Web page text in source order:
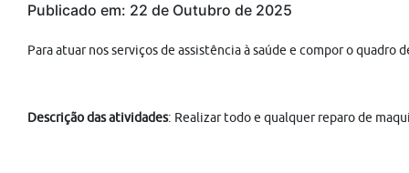
Publicado em: 22 de Outubro de 2025
Para atuar nos serviços de assistência à saúde e compor o quadro
Descrição das atividades: Realizar todo e qualquer reparo de